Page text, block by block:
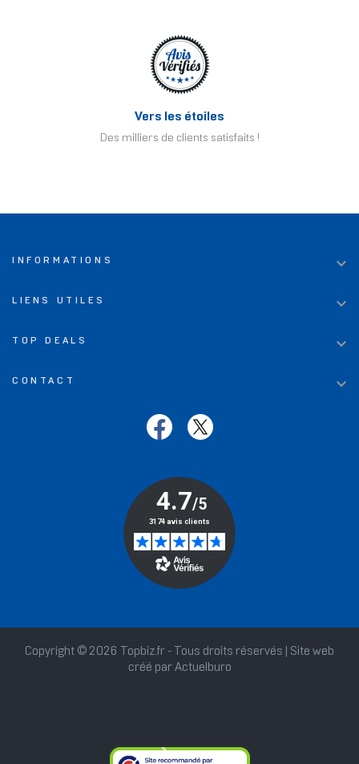
Vers les étoiles
Des milliers de clients satisfaits !
INFORMATIONS 
LIENS UTILES 
TOP DEALS 
CONTACT 
Copyright © 2026 Topbiz.fr - Tous droits réservés | Site web
créé par Actuelburo